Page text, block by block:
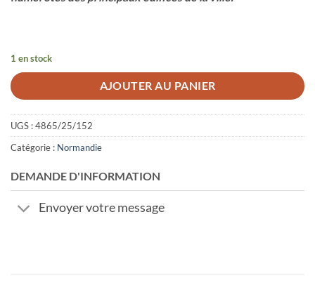
1 en stock
AJOUTER AU PANIER
UGS :4865/25/152
Catégorie : Normandie
DEMANDE D'INFORMATION
Envoyer votre message